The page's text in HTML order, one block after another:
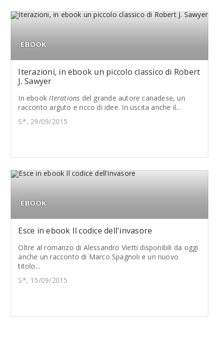
EBOOK
Iterazioni, in ebook un piccolo classico di Robert
J. Sawyer
In ebookIterations del grande autore canadese, un
racconto arguto e ricco di idee. In uscita anche il...
S*, 29/09/2015
EBOOK
Esce in ebook Il codice dell'invasore
Oltre al romanzo di Alessandro Vietti disponibili da oggi
anche un racconto di Marco Spagnoli e un nuovo
titolo...
S*, 15/09/2015